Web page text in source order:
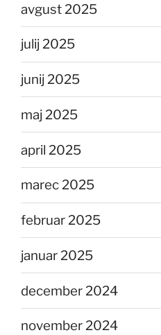
avgust 2025
julij 2025
junij 2025
maj 2025
april 2025
marec 2025
februar 2025
januar 2025
december 2024
november 2024